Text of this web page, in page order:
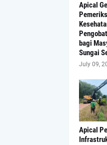
Apical
bagi
Sungai
July 09,
Apical